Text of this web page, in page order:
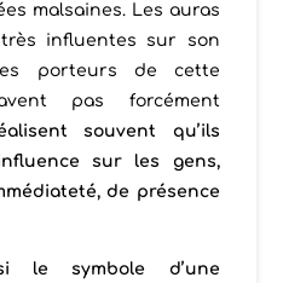
malsaines. Les auras
influentes sur son
porteurs de cette
pas forcément
souvent qu’ils
sur les gens,
de présence
le symbole d’une